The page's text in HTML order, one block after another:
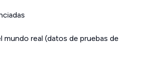
mundo real (datos de pruebas de